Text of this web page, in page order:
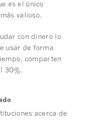
es el único
valioso.
con dinero lo
usar de forma
comparten
30%.
acerca de